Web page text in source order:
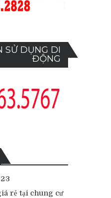
SỬ DỤNG DI
ĐỘNG
rẻ tại chung cư